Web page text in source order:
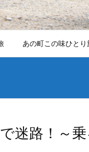
あの町この味ひとり
迷路！～